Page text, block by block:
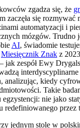
zgadza się, że
zaczęła się
automatyzacji i
mózgów. Trudno
AI, świadomie
Miesięcznik Znak z
jak zespół Ewy
interdyscyplinarne
analizując, kiedy
Takie
nie jako
redefiniowanego przez